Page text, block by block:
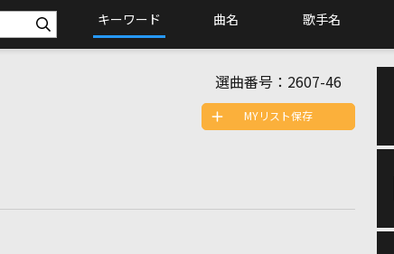
キーワード 曲名 歌手名
選曲番号： 2607-46
MYリスト保存